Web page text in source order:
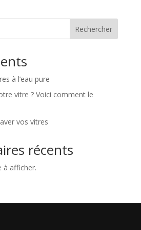
Rechercher
à l’eau pure
vitre ? Voici comment le
vos vitres
récents
à afficher.